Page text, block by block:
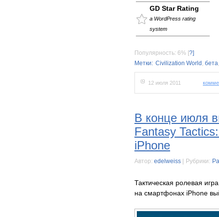
GD Star Rating
a WordPress rating
system
Популярность: 6% [?]
Метки: Civilization World , бета
12 июля 2011
В конце июля
Fantasy
iPhone
Автор: edelweiss Рубрики:
Тактическая ролевая
на смартфонах iPhone